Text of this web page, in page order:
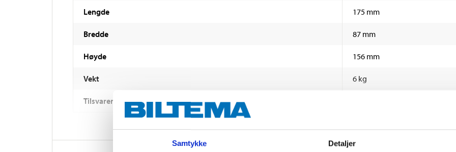
Samtykke Detaljer
Lengde 175 mm
Bredde 87 mm
Høyde 156 mm
Vekt 6 kg
Tilsvarer YUASA Nr .